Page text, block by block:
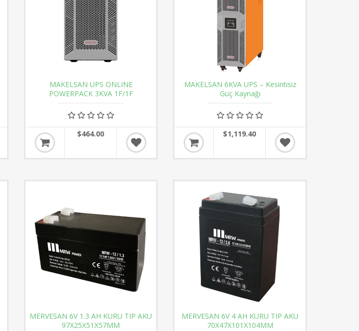
MAKELSAN UPS ONLINE
POWERPACK 3KVA 1F/1F
$464.00
MAKELSAN 6KVA UPS – Kesintisiz
Güç Kaynağı
$1,119.40
MERVESAN 6V 1.3 AH KURU TIP AKU
97X25X51X57MM
MERVESAN 6V 4 AH KURU TIP AKU
70X47X101X104MM